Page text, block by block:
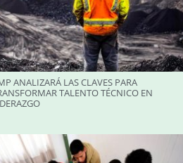
ANALIZARÁ LAS CLAVES PARA
TALENTO TÉCNICO EN